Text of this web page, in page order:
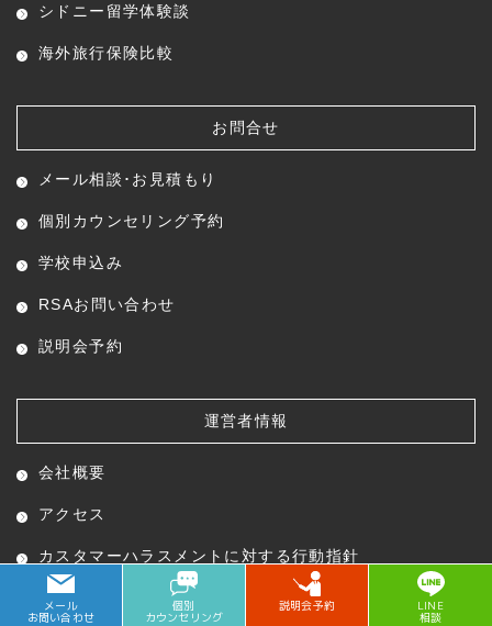
シドニー留学体験談
海外旅行保険比較
お問合せ
メール相談･お見積もり
個別カウンセリング予約
学校申込み
RSAお問い合わせ
説明会予約
運営者情報
会社概要
アクセス
カスタマーハラスメントに対する行動指針
メール
お問い合わせ
個別
カウンセリング
説明会予約 LINE
相談